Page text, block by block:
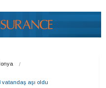
vatandaş aşı oldu